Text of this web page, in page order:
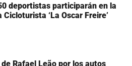
deportistas participarán en la
Cicloturista ‘La Oscar Freire’
Rafael Leão por los autos